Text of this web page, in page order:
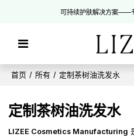
可持续护肤解决方案——
首页 / 所有 / 定制茶树油洗发水
定制茶树油洗发水
LIZEE Cosmetics Manufacturing